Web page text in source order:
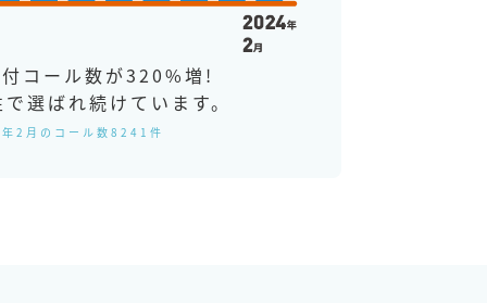
コール数が320%増!
選ばれ続けています。
2月のコール数8241件